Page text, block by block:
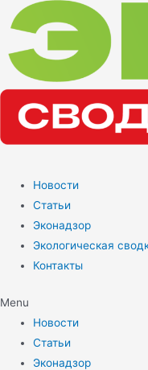
Перейти
содержимому
Новости
Статьи
Эконадзор
Экологическая
Контакты
Menu
Новости
Статьи
Эконадзор